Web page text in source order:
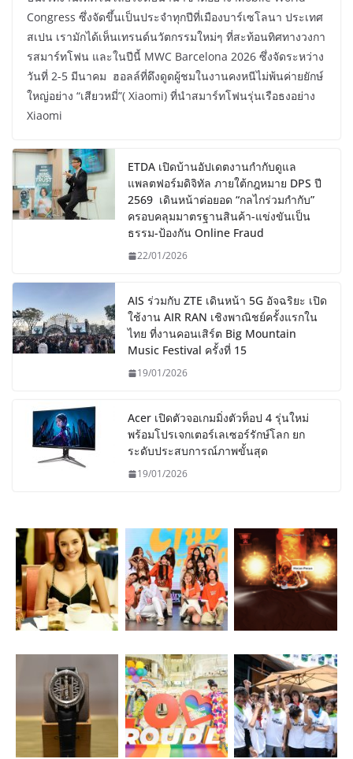
Congress ซึ่งจัดขึ้นเป็นประจำทุกปีที่เมืองบาร์เซโลนา ประเทศ
สเปน เรามักได้เห็นเทรนด์นวัตกรรมใหม่ๆ ที่สะท้อนทิศทางวงกา
รสมาร์ทโฟน และในปีนี้ MWC Barcelona 2026 ซึ่งจัดระหว่าง
วันที่ 2-5 มีนาคม ฮอลล์ที่ดึงดูดผู้ชมในงานคงหนีไม่พ้นค่ายยักษ์
ใหญ่อย่าง “เสียวหมี่”( Xiaomi) ที่นำสมาร์ทโฟนรุ่นเรือธงอย่าง
Xiaomi
ETDA เปิดบ้านอัปเดตงานกำกับดูแล
แพลตฟอร์มดิจิทัล ภายใต้กฎหมาย DPS ปี
2569 เดินหน้าต่อยอด “กลไกร่วมกำกับ”
ครอบคลุมมาตรฐานสินค้า-แข่งขันเป็น
ธรรม-ป้องกัน Online Fraud
22/01/2026
AIS ร่วมกับ ZTE เดินหน้า 5G อัจฉริยะ เปิด
ใช้งาน AIR RAN เชิงพาณิชย์ครั้งแรกใน
ไทย ที่งานคอนเสิร์ต Big Mountain
Music Festival ครั้งที่ 15
19/01/2026
Acer เปิดตัวจอเกมมิ่งตัวท็อป 4 รุ่นใหม่
พร้อมโปรเจกเตอร์เลเซอร์รักษ์โลก ยก
ระดับประสบการณ์ภาพขั้นสุด
19/01/2026